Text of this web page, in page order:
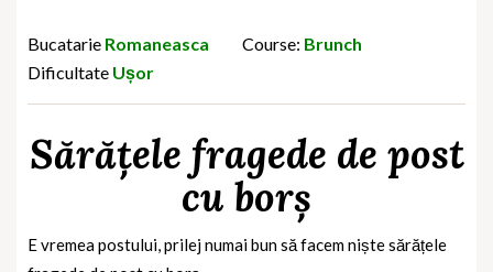
Bucatarie Romaneasca Course: Brunch
Dificultate Ușor
Sărățele fragede de post
cu borș
E vremea postului, prilej numai bun să facem niște sărățele